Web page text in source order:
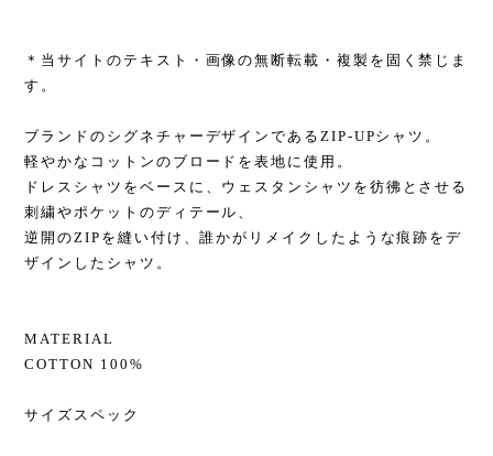
＊当サイトのテキスト・画像の無断転載・複製を固く禁じま
す。
ブランドのシグネチャーデザインであるZIP-UPシャツ。
軽やかなコットンのブロードを表地に使用。
ドレスシャツをベースに、ウェスタンシャツを彷彿とさせる
刺繍やポケットのディテール、
逆開のZIPを縫い付け、誰かがリメイクしたような痕跡をデ
ザインしたシャツ。
MATERIAL
COTTON 100%
サイズスペック